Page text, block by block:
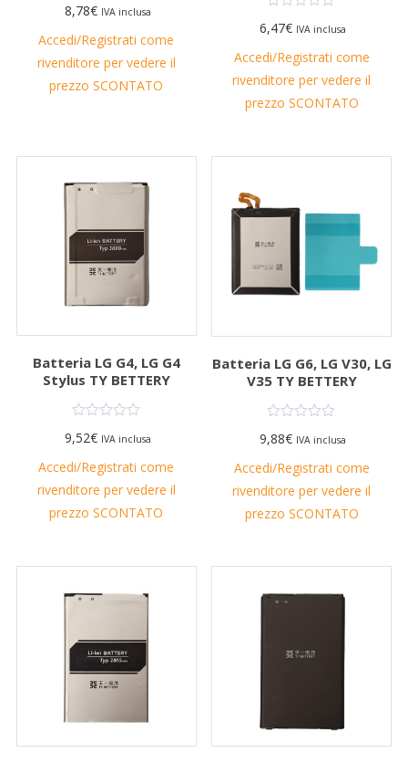
8,78€ IVA inclusa
Accedi/Registrati come
rivenditore per vedere il
prezzo SCONTATO
6,47€ IVA inclusa
Accedi/Registrati come
rivenditore per vedere il
prezzo SCONTATO
Batteria LG G4, LG G4
Stylus TY BETTERY
9,52€ IVA inclusa
Accedi/Registrati come
rivenditore per vedere il
prezzo SCONTATO
Batteria LG G6, LG V30, LG
V35 TY BETTERY
9,88€ IVA inclusa
Accedi/Registrati come
rivenditore per vedere il
prezzo SCONTATO